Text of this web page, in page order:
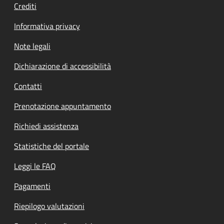
Crediti
Informativa privacy
Note legali
Dichiarazione di accessibilità
Contatti
Prenotazione appuntamento
Richiedi assistenza
Statistiche del portale
Leggi le FAQ
Pagamenti
Riepilogo valutazioni